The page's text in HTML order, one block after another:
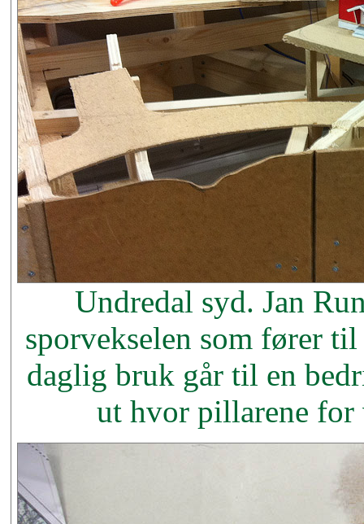
Undredal syd. Jan
sporvekselen som fører
daglig bruk går til en
ut hvor pillarene for